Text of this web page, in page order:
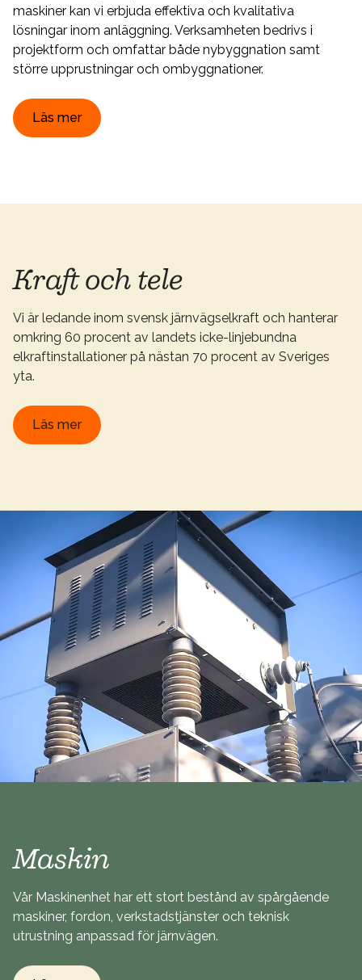
maskiner kan vi erbjuda effektiva och kvalitativa
lösningar inom anläggning. Verksamheten bedrivs i
projektform och omfattar både nybyggnation samt
större upprustningar och ombyggnationer.
Läs mer
Kraft och tele
Vi är ledande inom svensk järnvägselkraft och hanterar
omkring 60 procent av landets icke-linjebundna
elkraftinstallationer på nästan 70 procent av Sveriges
yta.
Läs mer
Maskin
Vår Maskinenhet har ett stort bestånd av spårgående
maskiner, fordon, verkstadstjänster och teknisk
utrustning anpassad för järnvägen.